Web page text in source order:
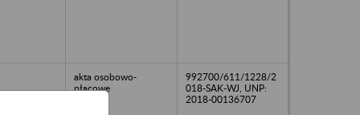
akta osobowo-
płacowe
992700/611/1228/2
018-SAK-WJ, UNP:
2018-00136707